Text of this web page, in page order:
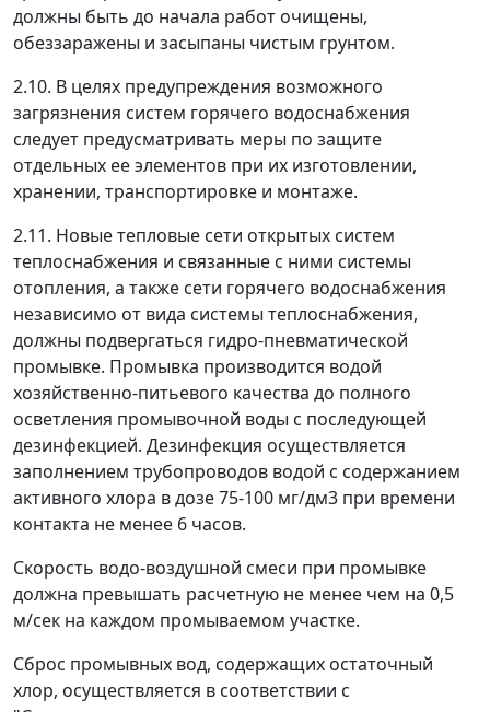
должны быть до начала работ очищены,
обеззаражены и засыпаны чистым грунтом.
2.10. В целях предупреждения возможного
загрязнения систем горячего водоснабжения
следует предусматривать меры по защите
отдельных ее элементов при их изготовлении,
хранении, транспортировке и монтаже.
2.11. Новые тепловые сети открытых систем
теплоснабжения и связанные с ними системы
отопления, а также сети горячего водоснабжения
независимо от вида системы теплоснабжения,
должны подвергаться гидро-пневматической
промывке. Промывка производится водой
хозяйственно-питьевого качества до полного
осветления промывочной воды с последующей
дезинфекцией. Дезинфекция осуществляется
заполнением трубопроводов водой с содержанием
активного хлора в дозе 75-100 мг/дм3 при времени
контакта не менее 6 часов.
Скорость водо-воздушной смеси при промывке
должна превышать расчетную не менее чем на 0,5
м/сек на каждом промываемом участке.
Сброс промывных вод, содержащих остаточный
хлор, осуществляется в соответствии с